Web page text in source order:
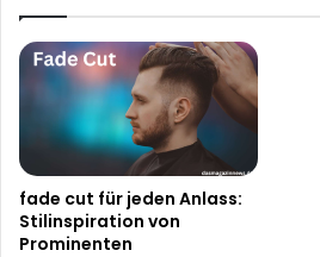
fade cut für jeden Anlass:
Stilinspiration von
Prominenten